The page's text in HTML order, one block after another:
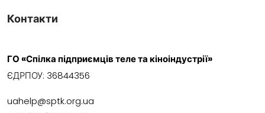
Контакти
ГО «Спілка підприємців теле та кіноіндустрії»
ЄДРПОУ: 36844356
uahelp@sptk.org.ua